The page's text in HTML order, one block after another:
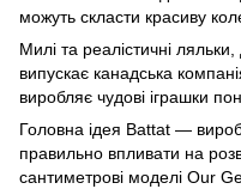
можуть скласти красиву
Милі та реалістичні
випускає канадська
виробляє чудові іграшки
Головна ідея Battat —
правильно впливати на
сантиметрові моделі Our